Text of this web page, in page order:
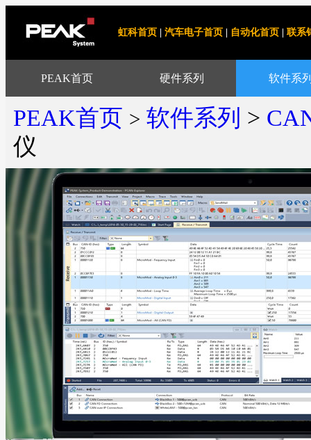
虹科首页 汽车电子首页 自动化首页 联系
PEAK首页 硬件系列 软件系
PEAK首页 > 软件系列 >
仪